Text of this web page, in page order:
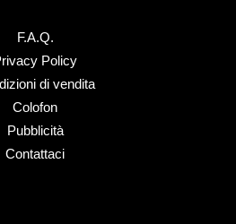
F.A.Q.
Policy
di vendita
Colofon
Pubblicità
Contattaci